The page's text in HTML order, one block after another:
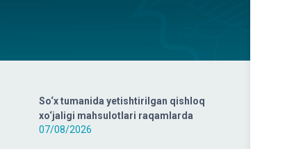
So‘x tumanida yetishtirilgan qishloq
xo‘jaligi mahsulotlari raqamlarda
07/08/2026